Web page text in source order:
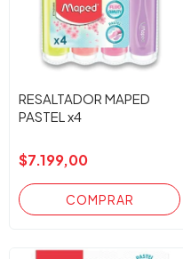
RESALTADOR MAPED
PASTEL x4
$7.199,00